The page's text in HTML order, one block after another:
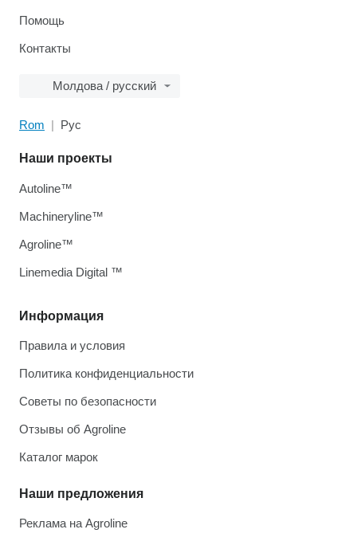
Помощь
Контакты
Молдова / русский
Rom Рус
Информация
Правила и условия
Политика конфиденциальности
Советы по безопасности
Отзывы об Agroline
Каталог марок
Наши предложения
Реклама на Agroline
Наши проекты
Autoline™
Machineryline™
Agroline™
Linemedia Digital ™